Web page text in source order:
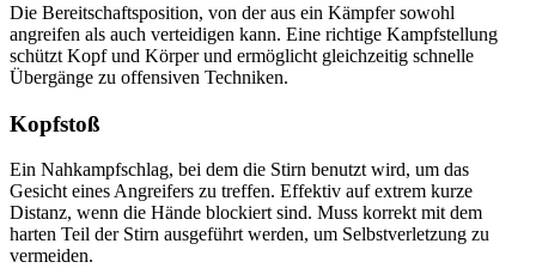
Die Bereitschaftsposition, von der aus ein Kämpfer sowohl
angreifen als auch verteidigen kann. Eine richtige Kampfstellung
schützt Kopf und Körper und ermöglicht gleichzeitig schnelle
Übergänge zu offensiven Techniken.
Kopfstoß
Ein Nahkampfschlag, bei dem die Stirn benutzt wird, um das
Gesicht eines Angreifers zu treffen. Effektiv auf extrem kurze
Distanz, wenn die Hände blockiert sind. Muss korrekt mit dem
harten Teil der Stirn ausgeführt werden, um Selbstverletzung zu
vermeiden.